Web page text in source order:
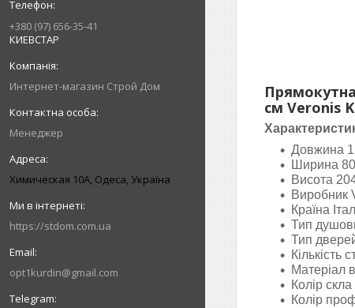
+380 (97) 656-35-41
КИЕВСТАР
Интернет-магазин Строй Дом
Менеджер
Химическая 10А, Одеса, Україна
https://stdom.com.ua
opt1kurdin@gmail.com
см Veronis
Довжина
Ширина
Висота
Виробник
Країна
Тип
Тип
Кількість
Матеріал
Колір
Колір